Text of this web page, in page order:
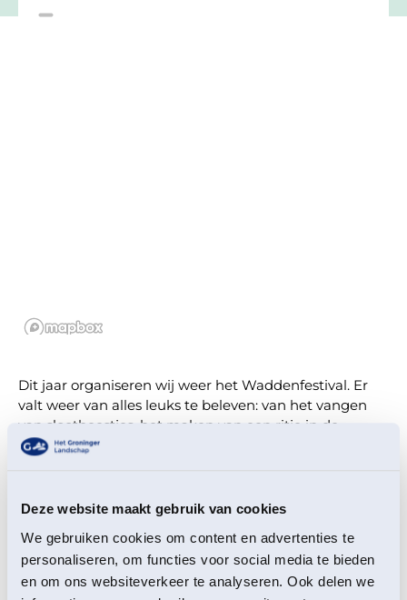
Deze website maakt gebruik van cookies
We gebruiken cookies om content en advertenties te
personaliseren, om functies voor social media te bieden
en om ons websiteverkeer te analyseren. Ook delen we
Dit jaar organiseren wij weer het Waddenfestival. Er
valt weer van alles leuks te beleven: van het vangen
van slootbeestjes, het maken van een ritje in de
huifkar naar de dijk, het luisteren naar leven onder de
bekijken door een telescoop. Op deze dag word je
met nieuwe ogen naar de kwelders en het wad te
kijken. Een gezellig uitje met leuke activiteiten voor
het hele gezin, want niet alleen kinderen maar ook